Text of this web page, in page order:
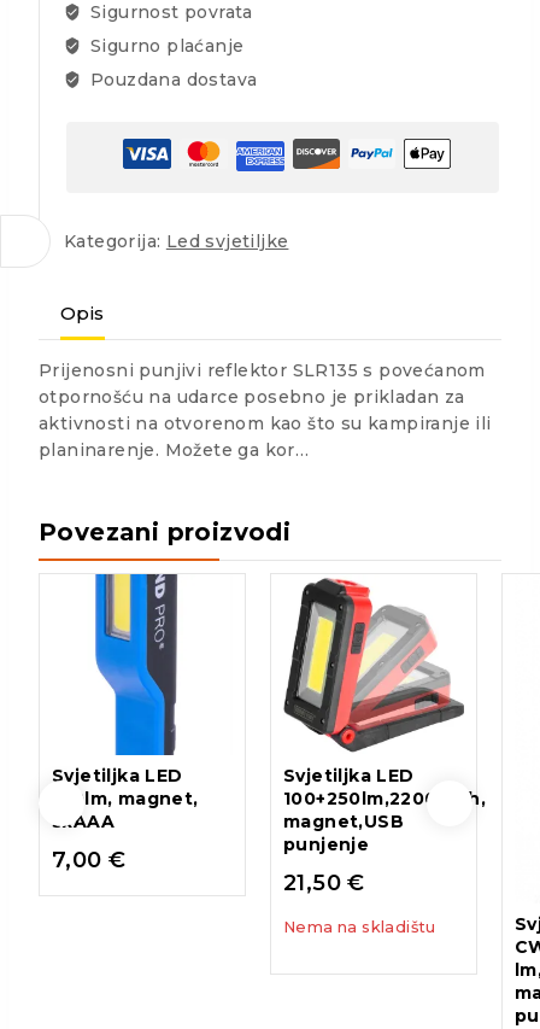
količina
Sigurnost povrata
Sigurno plaćanje
Pouzdana dostava
Kategorija: Led svjetiljke
Opis
Prijenosni punjivi reflektor SLR135 s povećanom
otpornošću na udarce posebno je prikladan za
aktivnosti na otvorenom kao što su kampiranje ili
planinarenje. Možete ga kor…
Povezani proizvodi
Svjetiljka LED
100lm, magnet,
3xAAA
7,00 €
Svjetiljka LED
100+250lm,2200mAh,
magnet,USB
punjenje
21,50€
Nema na skladištu